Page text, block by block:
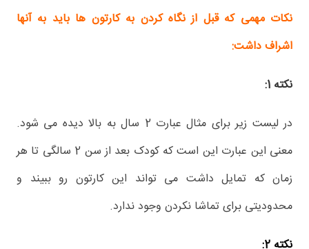
نکات مهمی که قبل از نگاه کردن به کارتون ها باید به آنها
اشراف داشت:
نکته 1:
در لیست زیر برای مثال عبارت 2 سال به بالا دیده می شود.
معنی این عبارت این است که کودک بعد از سن 2 سالگی تا هر
زمان که تمایل داشت می تواند این کارتون رو ببیند و
محدودیتی برای تماشا نکردن وجود ندارد.
نکته 2: